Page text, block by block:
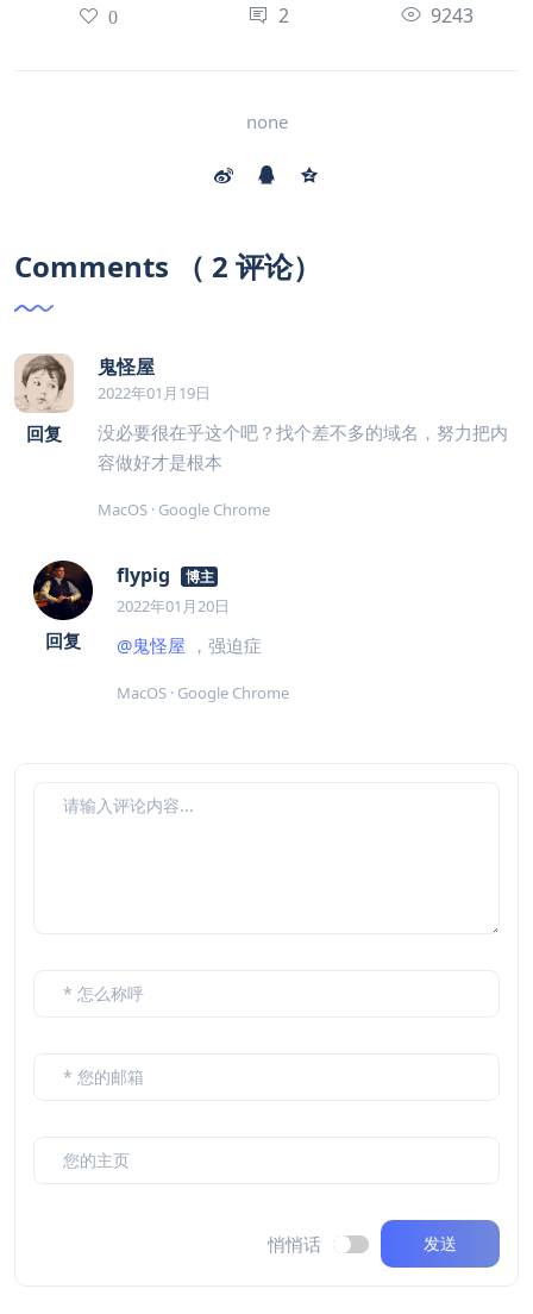
0 2 9243
none
Comments （ 2 评论）
回复
鬼怪屋
2022年01月19日
没必要很在乎这个吧？找个差不多的域名，努力把内
容做好才是根本
MacOS · Google Chrome
回复
flypig 博主
2022年01月20日
@鬼怪屋 ，强迫症
MacOS · Google Chrome
悄悄话 发送